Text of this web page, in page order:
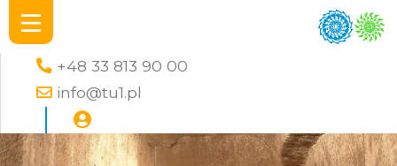
+48 33 813 90 00
info@tu1.pl